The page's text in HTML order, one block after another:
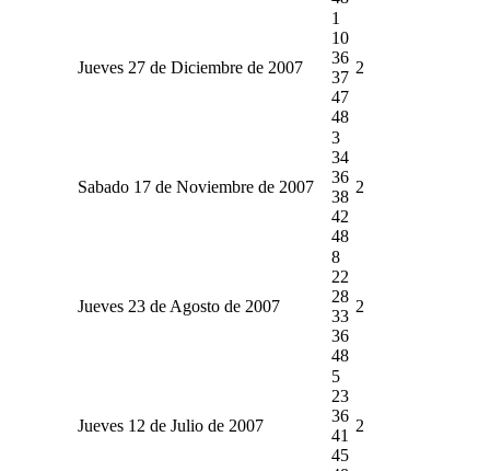
Jueves 27 de Diciembre de 2007
1
10
36
37
47
48
2
Sabado 17 de Noviembre de 2007
3
34
36
38
42
48
2
Jueves 23 de Agosto de 2007
8
22
28
33
36
48
2
Jueves 12 de Julio de 2007
5
23
36
41
45
2